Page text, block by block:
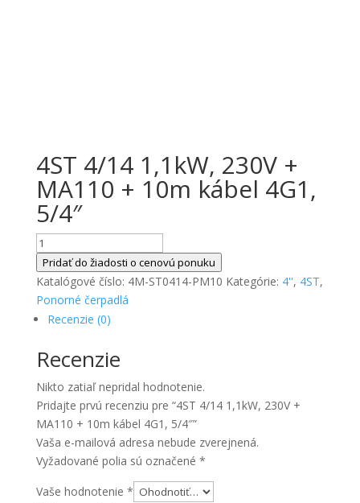
4ST 4/14 1,1kW, 230V +
MA110 + 10m kábel 4G1,
5/4″
množstvo
4ST
4/14
1,1kW,
230V
MA110
+
10m
kábel
4G1,
5/4"
Pridať do žiadosti o cenovú ponuku
Katalógové číslo: 4M-ST0414-PM10 Kategórie: 4'', 4ST,
Ponorné čerpadlá
Recenzie (0)
Recenzie
Nikto zatiaľ nepridal hodnotenie.
Pridajte prvú recenziu pre “4ST 4/14 1,1kW, 230V +
MA110 + 10m kábel 4G1, 5/4″”
Vaša e-mailová adresa nebude zverejnená.
Vyžadované polia sú označené *
Vaše hodnotenie *